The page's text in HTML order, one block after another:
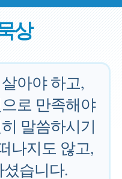
상
아야 하고,
로 만족해야
말씀하시기
나지도 않고,
습니다.